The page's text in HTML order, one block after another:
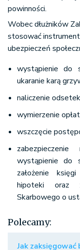
powinności.
Wobec dłużników
stosować
ubezpieczeń
wystąpienie do
ukaranie karą
naliczenie
wymierzenie
wszczęcie
wystąpienie do
założenie
hipoteki oraz
Skarbowego o
Polecamy:
Jak zaksięgować